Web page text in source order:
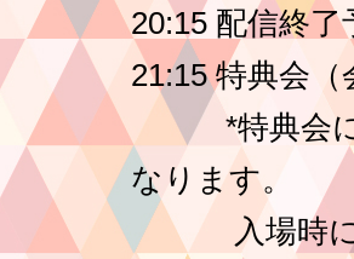
20:15 配信終了
21:15 特典会
*特典会にご
なります。
入場時に確